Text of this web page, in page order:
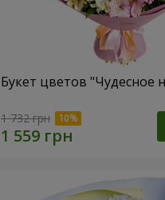
Букет цветов "Чудесное
1 732 грн